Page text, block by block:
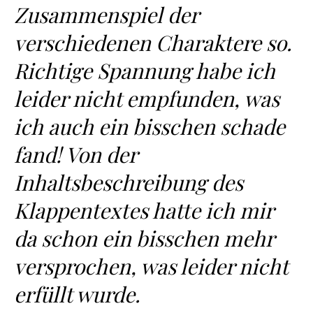
Zusammenspiel der
verschiedenen Charaktere so.
Richtige Spannung habe ich
leider nicht empfunden, was
ich auch ein bisschen schade
fand! Von der
Inhaltsbeschreibung des
Klappentextes hatte ich mir
da schon ein bisschen mehr
versprochen, was leider nicht
erfüllt wurde.